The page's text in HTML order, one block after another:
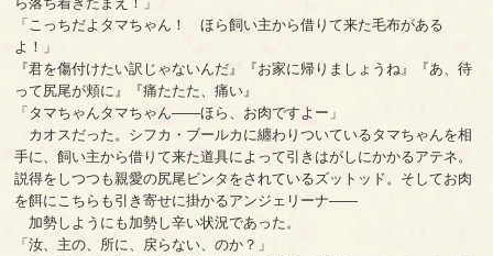
「こっちだよタマちゃん！ ほら飼い主から借りて来た毛布がある
よ！」
『君を傷付けたい訳じゃないんだ』『お家に帰りましょうね』『あ、待
って尻尾が頬に』『痛たたた、痛い』
「タマちゃんタマちゃん――ほら、お肉ですよー」
カオスだった。シフカ・ブールカに纏わりついているタマちゃんを相
手に、飼い主から借りて来た道具によって引きはがしにかかるアテネ。
説得をしつつも親愛の尻尾ビンタをされているズットッド。そしてお肉
を餌にこちらも引き寄せに掛かるアンジェリーナ――
加勢しようにも加勢し辛い状況であった。
「汝、主の、所に、戻らない、のか？」